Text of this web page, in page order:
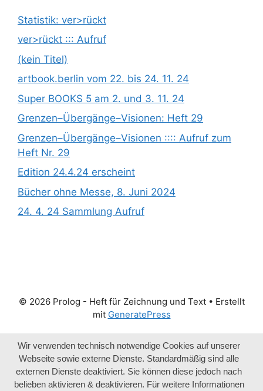
Statistik: ver>rückt
ver>rückt ::: Aufruf
(kein Titel)
artbook.berlin vom 22. bis 24. 11. 24
Super BOOKS 5 am 2. und 3. 11. 24
Grenzen­­­–Übergänge­­­–Visionen: Heft 29
Grenzen­­­–Übergänge­­­–Visionen :::: Aufruf zum
Heft Nr. 29
Edition 24.4.24 erscheint
Bücher ohne Messe, 8. Juni 2024
24. 4. 24 Sammlung Aufruf
© 2026 Prolog - Heft für Zeichnung und Text• Erstellt
mit GeneratePress
Wir verwenden technisch notwendige Cookies auf unserer
Webseite sowie externe Dienste. Standardmäßig sind alle
externen Dienste deaktiviert. Sie können diese jedoch nach
belieben aktivieren & deaktivieren. Für weitere Informationen